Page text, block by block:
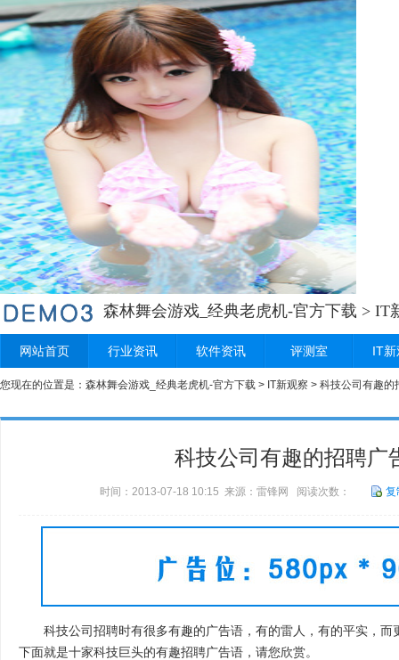
森林舞会游戏_经典老虎机-官方下载 > IT
网站首页 行业资讯 软件资讯 评测室 IT
您现在的位置是： 森林舞会游戏_经典老虎机-官方下载 > IT新观察 > 科技公司有趣的
科技公司有趣的招聘广
时间：2013-07-18 10:15 来源：雷锋网 阅读次数： 复
科技公司招聘时有很多有趣的广告语，有的雷人，有的平实，而
下面就是十家科技巨头的有趣招聘广告语，请您欣赏。